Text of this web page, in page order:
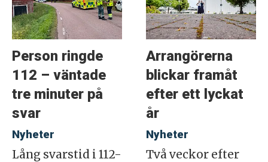
Person ringde
112 – väntade
tre minuter på
svar
Nyheter
Lång svarstid i 112-
Arrangörerna
blickar framåt
efter ett lyckat
år
Nyheter
Två veckor efter